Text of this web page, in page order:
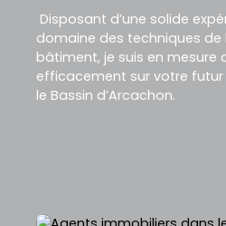
Disposant d’une solide
domaine des techniques de
bâtiment, je suis en mesure
efficacement sur votre
le Bassin d’Arcachon.